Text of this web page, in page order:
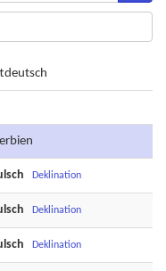
Deklination
Deklination
Deklination